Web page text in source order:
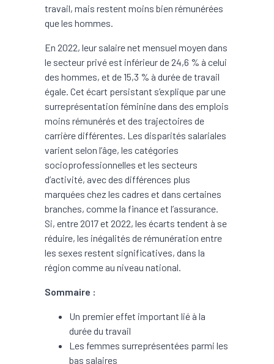
travail, mais restent moins bien rémunérées
que les hommes.
En 2022, leur salaire net mensuel moyen dans
le secteur privé est inférieur de 24,6 % à celui
des hommes, et de 15,3 % à durée de travail
égale. Cet écart persistant s’explique par une
surreprésentation féminine dans des emplois
moins rémunérés et des trajectoires de
carrière différentes. Les disparités salariales
varient selon l’âge, les catégories
socioprofessionnelles et les secteurs
d’activité, avec des différences plus
marquées chez les cadres et dans certaines
branches, comme la finance et l’assurance.
Si, entre 2017 et 2022, les écarts tendent à se
réduire, les inégalités de rémunération entre
les sexes restent significatives, dans la
région comme au niveau national.
Sommaire :
Un premier effet important lié à la
durée du travail
Les femmes surreprésentées parmi les
bas salaires